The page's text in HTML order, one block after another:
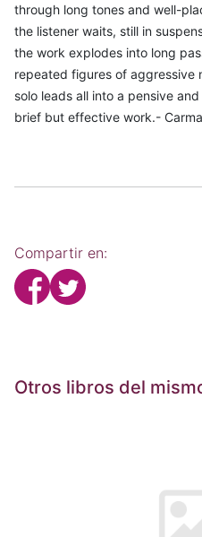
through long tones and well-
the listener waits, still in
the work explodes into long
repeated figures of aggressive
solo leads all into a pensive
brief but effective work.-
Compartir en:
Otros libros del